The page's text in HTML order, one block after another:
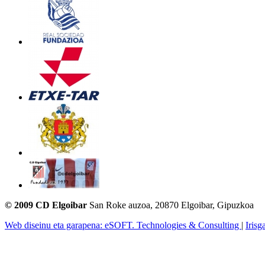
© 2009 CD Elgoibar San Roke auzoa, 20870 Elgoibar, Gipuzkoa
Web diseinu eta garapena: eSOFT. Technologies & Consulting |